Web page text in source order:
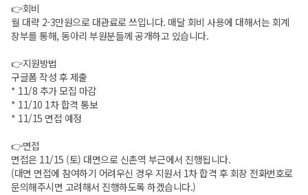
👉회비
월 대략 2-3만원으로 대관료로 쓰입니다. 매달 회비 사용에 대해서는 회계
장부를 통해, 동아리 부원분들께 공개하고 있습니다.
👉지원방법
구글폼 작성 후 제출
* 11/8 추가 모집 마감
* 11/10 1차 합격 통보
* 11/15 면접 예정
👉면접
면접은 11/15 (토) 대면으로 신촌역 부근에서 진행됩니다.
(대면 면접에 참여하기 어려우신 경우 지원서 1차 합격 후 회장 전화번호로
문의해주시면 고려해서 진행하도록 하겠습니다.)